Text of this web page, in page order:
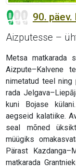
90.
Aizputesse –
Metsa matkarada
Aizpute–Kalvene
nimetatud teel ning
rada
kuni Bojase
aegseid kalatiike.
seal mõned
müügiks
Pärast
matkarada